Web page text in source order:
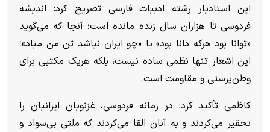
این استادیار رشته ادبیات فارسی تصریح کرد: اندیشه
فردوسی تا هزاران سال زنده مانده است؛ آنجا که می‌گوید
«توانا بود هرکه دانا بود» یا «چو ایران نباشد تن من مباد»؛
این اشعار تنها نظمی ساده نیست، بلکه هریک مکتبی برای
وطن‌پرستی و مقاومت است.
کاظمی تأکید کرد: در زمانه فردوسی، غزنویان ایرانیان را
تحقیر می‌کردند و به آنان القا می‌کردند که ملتی بی‌سواد و